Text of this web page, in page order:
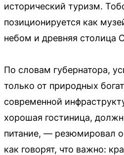
исторический туризм.
позиционируется как
небом и древняя столица
По словам губернатора,
только от природных
современной
хорошая гостиница,
питание, — резюмировал
как говорят, что важно: